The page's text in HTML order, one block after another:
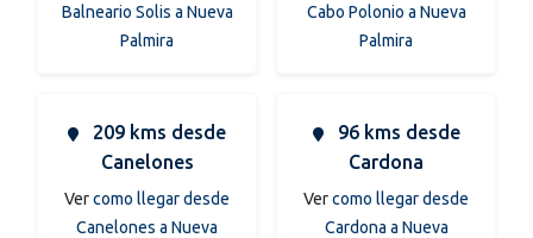
Balneario Solis a Nueva
Palmira
Cabo Polonio a Nueva
Palmira
209 kms desde
Canelones
Vercomo llegar desde
Canelones a Nueva
96 kms desde
Cardona
Vercomo llegar desde
Cardona a Nueva